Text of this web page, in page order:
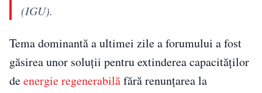
(IGU).
Tema dominantă a ultimei zile a forumului a fost
găsirea unor soluții pentru extinderea capacităților
deenergie regenerabilăfără renunțarea la